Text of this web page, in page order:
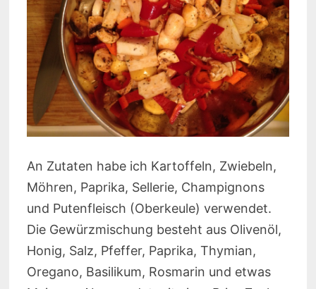
An Zutaten habe ich Kartoffeln, Zwiebeln,
Möhren, Paprika, Sellerie, Champignons
und Putenfleisch (Oberkeule) verwendet.
Die Gewürzmischung besteht aus Olivenöl,
Honig, Salz, Pfeffer, Paprika, Thymian,
Oregano, Basilikum, Rosmarin und etwas